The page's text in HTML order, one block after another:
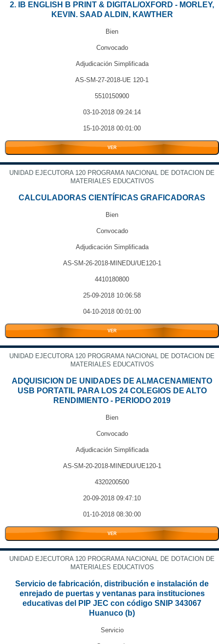
2. IB ENGLISH B PRINT & DIGITAL/OXFORD - MORLEY,
KEVIN. SAAD ALDIN, KAWTHER
Bien
Convocado
Adjudicación Simplificada
AS-SM-27-2018-UE 120-1
5510150900
03-10-2018 09:24:14
15-10-2018 00:01:00
VER
UNIDAD EJECUTORA 120 PROGRAMA NACIONAL DE DOTACION DE
MATERIALES EDUCATIVOS
CALCULADORAS CIENTÍFICAS GRAFICADORAS
Bien
Convocado
Adjudicación Simplificada
AS-SM-26-2018-MINEDU/UE120-1
4410180800
25-09-2018 10:06:58
04-10-2018 00:01:00
VER
UNIDAD EJECUTORA 120 PROGRAMA NACIONAL DE DOTACION DE
MATERIALES EDUCATIVOS
ADQUISICION DE UNIDADES DE ALMACENAMIENTO
USB PORTATIL PARA LOS 24 COLEGIOS DE ALTO
RENDIMIENTO - PERIODO 2019
Bien
Convocado
Adjudicación Simplificada
AS-SM-20-2018-MINEDU/UE120-1
4320200500
20-09-2018 09:47:10
01-10-2018 08:30:00
VER
UNIDAD EJECUTORA 120 PROGRAMA NACIONAL DE DOTACION DE
MATERIALES EDUCATIVOS
Servicio de fabricación, distribución e instalación de
enrejado de puertas y ventanas para instituciones
educativas del PIP JEC con código SNIP 343067
Huanuco (b)
Servicio